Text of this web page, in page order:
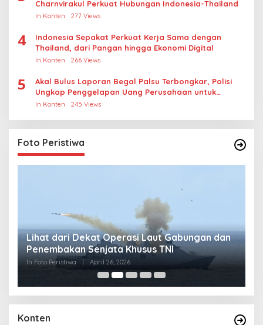
Charnvirakul Perkuat Hubungan Indonesia-Thailand
In Konten 277 Views
4
Indonesia Sepakat Perkuat Kerja Sama dengan
Thailand, dari Pangan hingga Ekonomi Digital
In Konten 266 Views
5
Akal Bulus Laporan Begal Palsu Terbongkar, Polisi
Ungkap Penggelapan Uang Perusahaan untuk
Crypto
In Konten 245 Views
Foto Peristiwa
Lihat dari Dekat Operasi Laut Gabungan dan
Penembakan Senjata Khusus TNI
In Foto Peristiwa April 26, 2026
Konten